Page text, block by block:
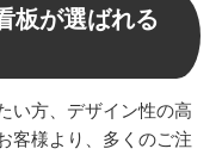
板が選ばれる
い方、デザイン性の高
客様より、多くのご注